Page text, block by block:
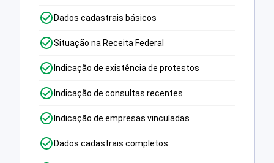
Dados cadastrais básicos
Situação na Receita Federal
Indicação de existência de protestos
Indicação de consultas recentes
Indicação de empresas vinculadas
Dados cadastrais completos